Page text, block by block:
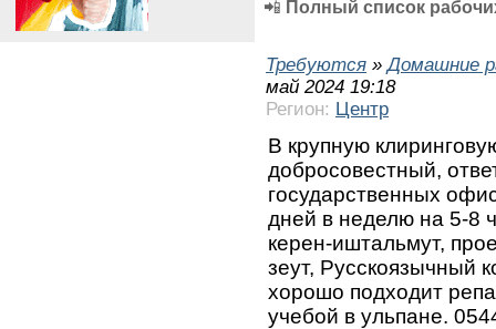
📲 Полный список
Требуются »Домашние
май 2024 19:18
Регион: Центр
В крупную
добросовестный,
государственных
дней в неделю на 5-8
керен-иштальмут,
зеут, Русскоязычный
хорошо подходит
учебой в ульпане.